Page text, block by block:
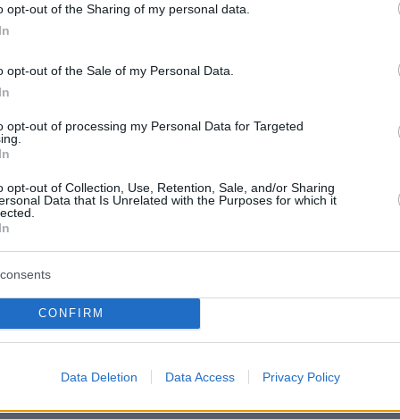
opt-out of the Sharing of my personal data.
opt-out of the Sale of my Personal Data.
opt-out of processing my Personal Data for Targeted
opt-out of Collection, Use, Retention, Sale, and/or Sharing
Data that Is Unrelated with the Purposes for which it
CONFIRM
Data Deletion Data Access Privacy Policy
«Wall Street Journal»αποκάλυψε πριν από
Ιολογίας της Ουχάνεμφάνισαν
με τις θεωρίες να οργιάζουν για
ο ιός διέρρευσε από την Κίνα. Από την
Καρίν Ζαν Πιέρ
σε μια πλήρη, διαφανή και στηριγμένη σε
έρευνα».
των ΗΠΑ», κορυφαίος επιδημιολόγος
Πολιτειών,Άντονι Φάουτσι
τώρα βρίσκονται στα... μαχαίρια με αφορμή
του κορωνοιού, άλλοτε